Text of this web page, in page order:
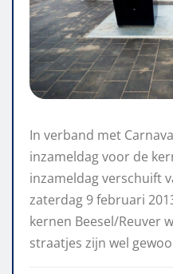
In verband met
inzameldag voor de
inzameldag verschuift
zaterdag 9 februari
kernen Beesel/Reuver
straatjes zijn wel